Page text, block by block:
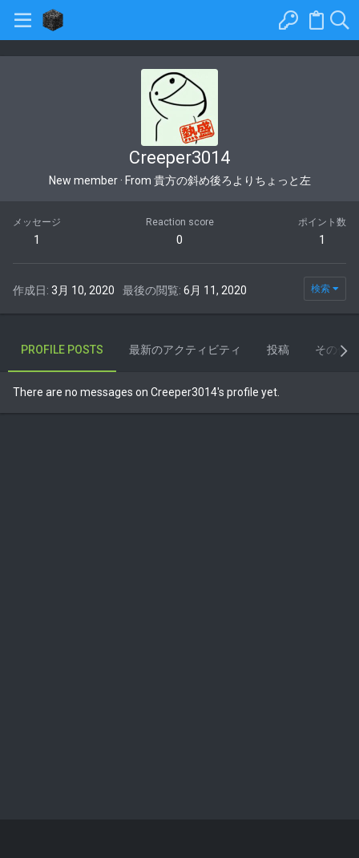
Creeper3014
New member · From 貴方の斜め後ろよりちょっと左
メッセージ
1
Reaction score
0
ポイント数
1
作成日 3月 10, 2020 最後の閲覧 6月 11, 2020 検索
PROFILE POSTS 最新のアクティビティ 投稿 その他
There are no messages on Creeper3014's profile yet.